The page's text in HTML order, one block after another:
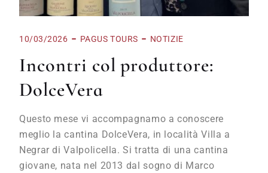
10/03/2026 PAGUS TOURS NOTIZIE
Incontri col produttore:
DolceVera
Questo mese vi accompagnamo a conoscere
meglio la cantina DolceVera, in località Villa a
Negrar di Valpolicella. Si tratta di una cantina
giovane, nata nel 2013 dal sogno di Marco